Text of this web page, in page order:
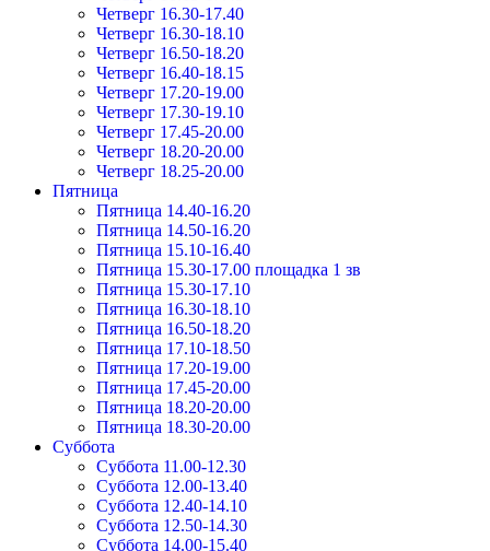
Четверг 16.30-17.40
Четверг 16.30-18.10
Четверг 16.50-18.20
Четверг 16.40-18.15
Четверг 17.20-19.00
Четверг 17.30-19.10
Четверг 17.45-20.00
Четверг 18.20-20.00
Четверг 18.25-20.00
Пятница
Пятница 14.40-16.20
Пятница 14.50-16.20
Пятница 15.10-16.40
Пятница 15.30-17.00 площадка 1 зв
Пятница 15.30-17.10
Пятница 16.30-18.10
Пятница 16.50-18.20
Пятница 17.10-18.50
Пятница 17.20-19.00
Пятница 17.45-20.00
Пятница 18.20-20.00
Пятница 18.30-20.00
Суббота
Суббота 11.00-12.30
Суббота 12.00-13.40
Суббота 12.40-14.10
Суббота 12.50-14.30
Суббота 14.00-15.40